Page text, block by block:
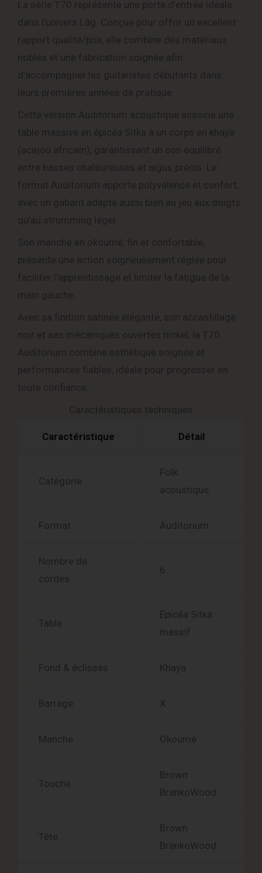
Caractéristique Détail
Catégorie
Folk
acoustique
Format Auditorium
Nombre de
cordes
6
Table
Épicéa Sitka
massif
Fond & éclisses Khaya
Barrage X
Manche Okoumé
Touche
Brown
BrankoWood
Tête
Brown
BrankoWood